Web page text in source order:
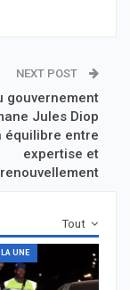
NEXT POST
gouvernement
Jules Diop
équilibre entre
expertise et
renouvellement
Tout
UNE